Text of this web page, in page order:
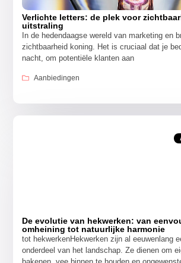
Verlichte letters: de plek voor
uitstraling
In de hedendaagse wereld van marketing en
zichtbaarheid koning. Het is cruciaal dat je
nacht, om potentiële klanten aan
Aanbiedingen
De evolutie van hekwerken: van
omheining tot natuurlijke harmonie
tot hekwerkenHekwerken zijn al eeuwenlang
onderdeel van het landschap. Ze dienen om